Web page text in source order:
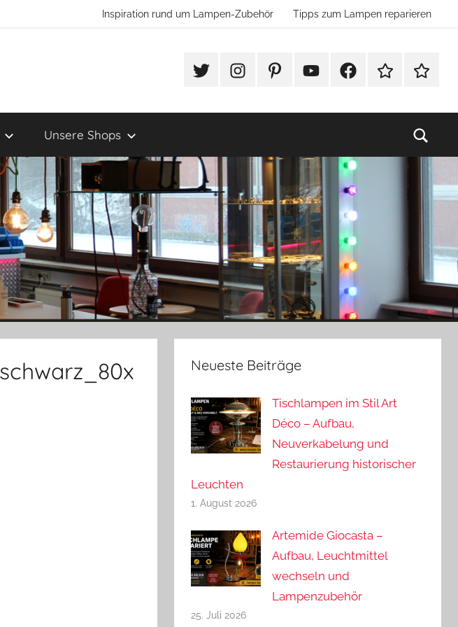
Inspiration rund um Lampen-Zubehör Tipps zum Lampen reparieren
#TwitterInstagramPinterestYouTubeFacebook
TikTok
Unsere Shops
Neueste Beiträge
Tischlampen im Stil Art
Déco – Aufbau,
Neuverkabelung und
Restaurierung historischer
Leuchten
1. August 2026
Artemide Giocasta –
Aufbau, Leuchtmittel
wechseln und
Lampenzubehör
25. Juli 2026